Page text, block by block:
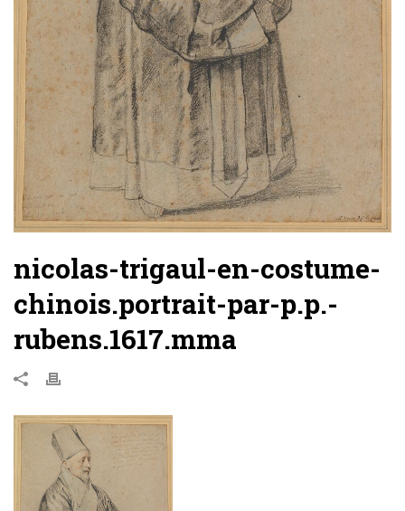
nicolas-trigaul-en-costume-
chinois.portrait-par-p.p.-
rubens.1617.mma